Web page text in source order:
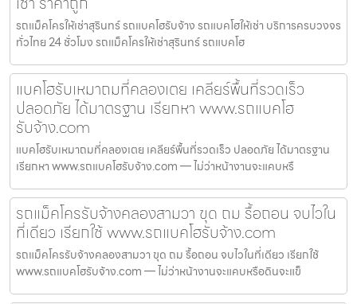
รถแม็คโครให้เช่าสุรินทร์ รถแบคโฮรับจ้าง รถแบคโฮให้เช่า บริการครบวงจร
ทั่วไทย 24 ชั่วโมง รถแม็คโครให้เช่าสุรินทร์ รถแบคโฮ
แบคโฮรับเหมาถมที่คลองเตย เคลียร์พื้นที่รวดเร็ว
ปลอดภัย ได้มาตรฐาน เรียกหา www.รถแบคโฮ
รับจ้าง.com
แบคโฮรับเหมาถมที่คลองเตย เคลียร์พื้นที่รวดเร็ว ปลอดภัย ได้มาตรฐาน
เรียกหา www.รถแบคโฮรับจ้าง.com — ไม่ว่าหน้างานจะแคบหรื
รถแม็คโครรับจ้างคลองสามวา ขุด ถม รื้อถอน จบไวใน
ที่เดียว เรียกใช้ www.รถแบคโฮรับจ้าง.com
รถแม็คโครรับจ้างคลองสามวา ขุด ถม รื้อถอน จบไวในที่เดียว เรียกใช้
www.รถแบคโฮรับจ้าง.com — ไม่ว่าหน้างานจะแคบหรือดินจะแข็